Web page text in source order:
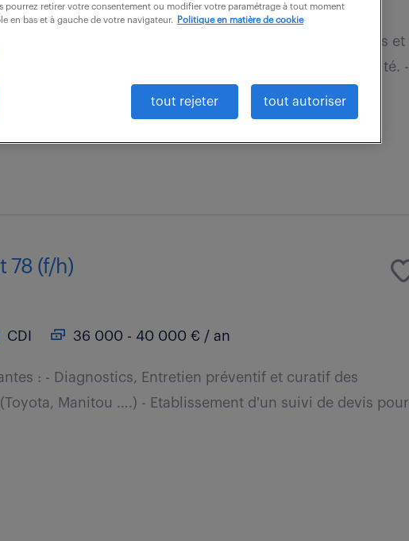
Garantir et assurer la réalisation des actions préventives et
de production dans le souci d'améliorer la productivité. -
78 (f/h)
CDI 36 000 - 40 000 € / an
: - Diagnostics, Entretien préventif et curatif des
Manitou ….) - Etablissement d'un suivi de devis pour
pourrez retirer votre consentement ou modifier votre paramétrage à tout moment
en bas et à gauche de votre navigateur.
Politique en matière de cookie
tout rejeter tout autoriser